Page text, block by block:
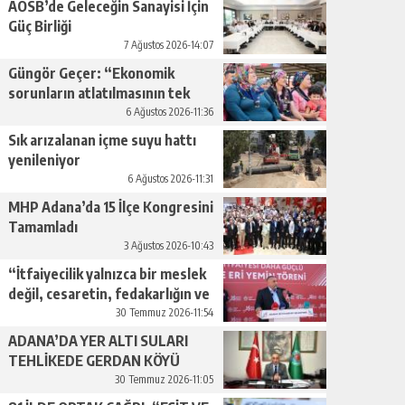
AOSB’de Geleceğin Sanayisi İçin
Güç Birliği
7 Ağustos 2026-14:07
Güngör Geçer: “Ekonomik
sorunların atlatılmasının tek
yolu üretimi artırmaktan
geçiyor.”
6 Ağustos 2026-11:36
Sık arızalanan içme suyu hattı
yenileniyor
6 Ağustos 2026-11:31
MHP Adana’da 15 İlçe Kongresini
Tamamladı
3 Ağustos 2026-10:43
“İtfaiyecilik yalnızca bir meslek
değil, cesaretin, fedakarlığın ve
insan sevgisinin en güçlü
temsilidir.”
30 Temmuz 2026-11:54
ADANA’DA YER ALTI SULARI
TEHLİKEDE GERDAN KÖYÜ
SANAYİ SUYU CENDERESİNDE
30 Temmuz 2026-11:05